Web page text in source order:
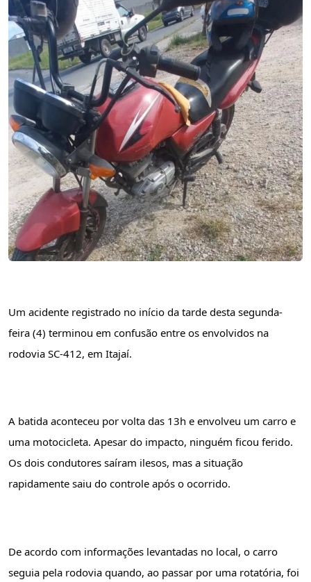
Um acidente registrado no início da tarde desta segunda-
feira (4) terminou em confusão entre os envolvidos na
rodovia SC-412, em Itajaí.
A batida aconteceu por volta das 13h e envolveu um carro e
uma motocicleta. Apesar do impacto, ninguém ficou ferido.
Os dois condutores saíram ilesos, mas a situação
rapidamente saiu do controle após o ocorrido.
De acordo com informações levantadas no local, o carro
seguia pela rodovia quando, ao passar por uma rotatória, foi